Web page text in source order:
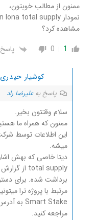
ممنون از مطالب خوبتون،
مشاهده کرد؟
1
0 پاسخ
کوشیار حیدری
پاسخ بهعلیرضا راد
سلام وقتتون بخیر.
ممنون که همراه ما
این اطلاعات توسط
میشه.
برداشت شده. برای
مرتبط با پروژه ترا
Smart Stake به آدرس
مراجعه کنید.